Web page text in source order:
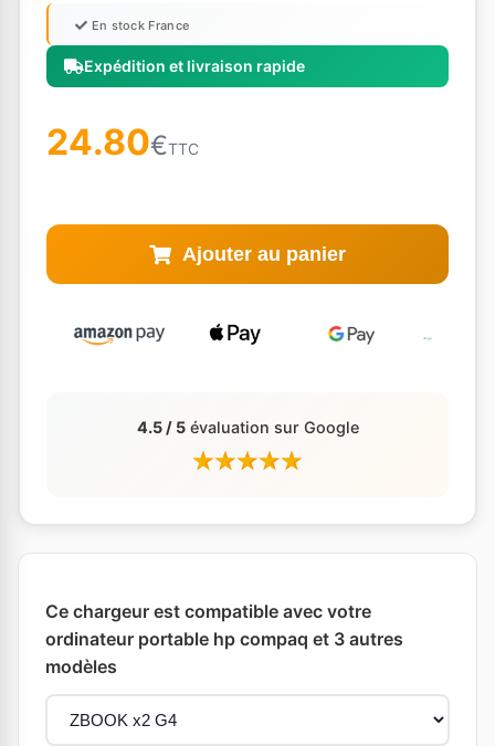
Expédition et livraison rapide
En stock France
24.80€TTC
Ajouter au panier
4.5 / 5évaluation sur Google
Ce chargeur est compatible avec votre
ordinateur portable hp compaq et 3 autres
modèles